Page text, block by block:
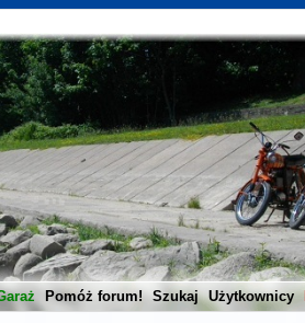
Pomóż forum! Szukaj Użytkownicy